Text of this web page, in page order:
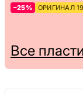
–25% ОРИГИНАЛ
Все